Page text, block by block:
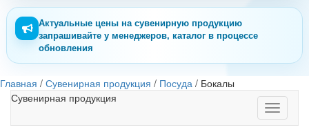
Актуальные цены на сувенирную продукцию
запрашивайте у менеджеров, каталог в процессе
обновления
Главная / Сувенирная продукция / Посуда / Бокалы
Toggle
Сувенирная продукция